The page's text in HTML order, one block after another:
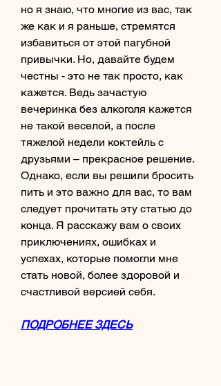
но я знаю, что многие из вас, так
же как и я раньше, стремятся
избавиться от этой пагубной
привычки. Но, давайте будем
честны - это не так просто, как
кажется. Ведь зачастую
вечеринка без алкоголя кажется
не такой веселой, а после
тяжелой недели коктейль с
друзьями – прекрасное решение.
Однако, если вы решили бросить
пить и это важно для вас, то вам
следует прочитать эту статью до
конца. Я расскажу вам о своих
приключениях, ошибках и
успехах, которые помогли мне
стать новой, более здоровой и
счастливой версией себя.
ПОДРОБНЕЕ ЗДЕСЬ